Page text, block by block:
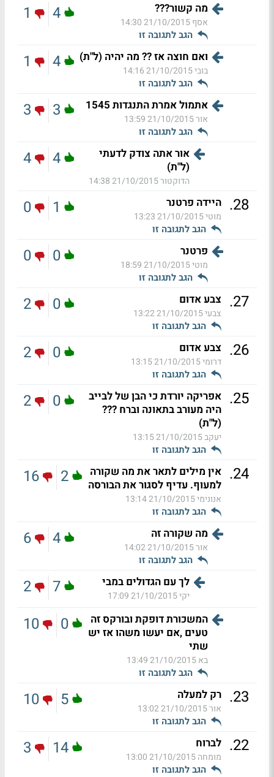
מה קשור???
אסף21/10/2015 14:30
הגב לתגובה זו
4
1
ואם חוצה אז ?? מה יהיה (ל"ת)
בובי21/10/2015 14:16
הגב לתגובה זו
4
1
אתמול אמרת התנגדות 1545
אור21/10/2015 13:59
הגב לתגובה זו
3
3
אור אתה צודק לדעתי
(ל"ת)
הדוקטור21/10/2015 14:38
4
4
28
. היידה פרטנר
מוטי21/10/2015 13:23
הגב לתגובה זו
1
0
פרטנר
מוטי21/10/2015 18:59
הגב לתגובה זו
0
0
27
. צבע אדום
צבעי21/10/2015 13:22
הגב לתגובה זו
0
2
26
. צבע אדום
דרומי21/10/2015 13:15
הגב לתגובה זו
0
2
25
. אפריקה יורדת כי הבן של לבייב
היה מעורב בתאונה וברח ???
(ל"ת)
יעקב21/10/2015 13:15
הגב לתגובה זו
0
2
24
. אין מילים לתאר את מה שקורה
למעוף. עדיף לסגור את הבורסה
אנונימי21/10/2015 13:14
הגב לתגובה זו
2
16
מה שקורה זה
אור21/10/2015 14:02
הגב לתגובה זו
4
6
לך עם הגדולים במבי
יקי21/10/2015 17:09
7
2
המשכורת דופקת ובורקס זה
טעים ,אם יעשו משהו אז יש
שתי
בא21/10/2015 13:49
הגב לתגובה זו
0
10
23
. רק למעלה
אור21/10/2015 13:02
הגב לתגובה זו
5
10
22
. לברוח
מומחה21/10/2015 13:00
הגב לתגובה זו
14
3